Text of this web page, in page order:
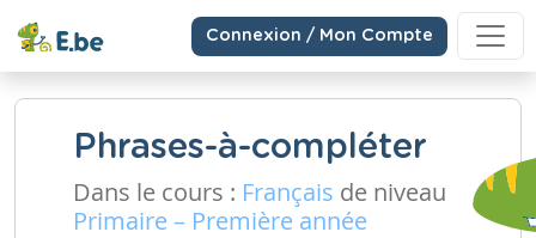
Connexion / Mon Compte
Phrases-à-compléter
Dans le cours : Français de niveau
Primaire – Première année